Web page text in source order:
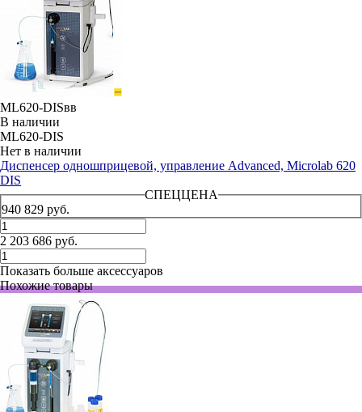
ML620-DISвв
В наличии
ML620-DIS
Нет в наличии
Диспенсер одношприцевой, управление Advanced, Microlab 620
DIS
СПЕЦЦЕНА
940 829 руб.
2 203 686 руб.
Показать больше аксессуаров
Похожие товары